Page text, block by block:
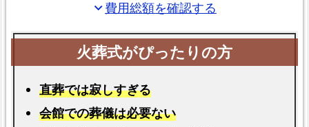
expand_more費用総額を確認する
直葬では寂しすぎる
会館での葬儀は必要ない